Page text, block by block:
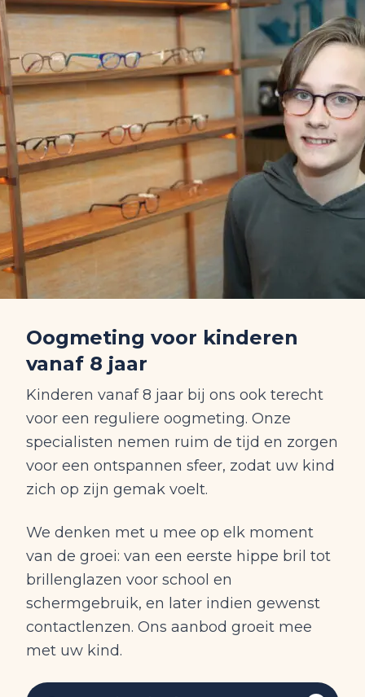
Oogmeting voor kinderen
vanaf 8 jaar
Kinderen vanaf 8 jaar bij ons ook terecht
voor een reguliere oogmeting. Onze
specialisten nemen ruim de tijd en zorgen
voor een ontspannen sfeer, zodat uw kind
zich op zijn gemak voelt.
We denken met u mee op elk moment
van de groei: van een eerste hippe bril tot
brillenglazen voor school en
schermgebruik, en later indien gewenst
contactlenzen. Ons aanbod groeit mee
met uw kind.